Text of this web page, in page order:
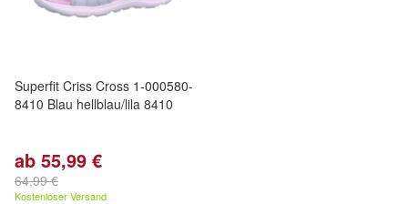
Superfit Criss Cross 1-000580-
8410 Blau hellblau/lila 8410
ab 55,99 €
64,99 €
Kostenloser Versand